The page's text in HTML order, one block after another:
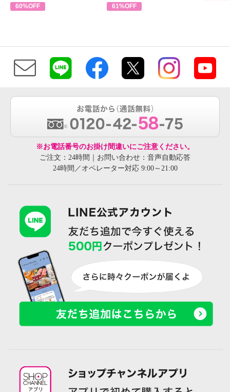
60%OFF 61%OFF
※お電話番号のお掛け間違いにご注意ください。
ご注文：24時間｜お問い合わせ：音声自動応答
24時間／オペレーター対応 9:00～21:00